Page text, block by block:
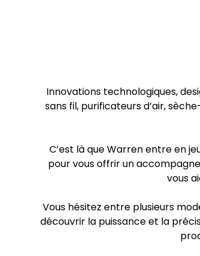
Innovations technologiques,
sans fil, purificateurs d’air,
C’est là que Warren entre en
pour vous offrir un
vous
Vous hésitez entre plusieurs
découvrir la puissance et la